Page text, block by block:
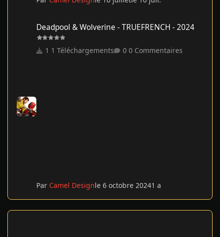
Deadpool & Wolverine - TRUEFRENCH - 2024
1 Téléchargements 0 Commentaires
Par Camel Designle 6 octobre 20241 a